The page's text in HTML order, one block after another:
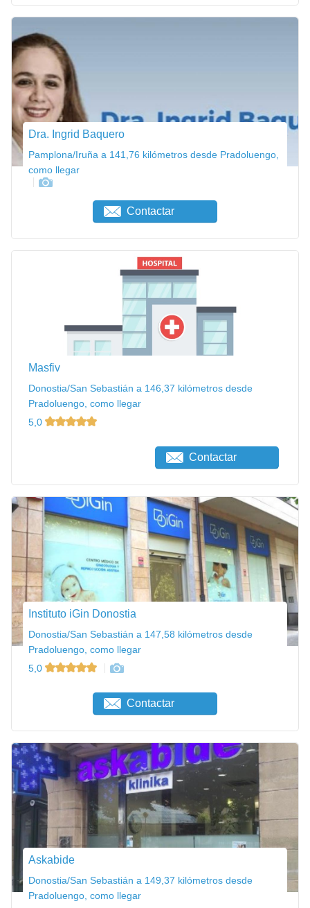
Dra. Ingrid Baquero
Pamplona/Iruña a 141,76 kilómetros desde Pradoluengo,
como llegar
Contactar
Masfiv
Donostia/San Sebastián a 146,37 kilómetros desde
Pradoluengo, como llegar
5,0
Contactar
Instituto iGin Donostia
Donostia/San Sebastián a 147,58 kilómetros desde
Pradoluengo, como llegar
5,0
Contactar
Askabide
Donostia/San Sebastián a 149,37 kilómetros desde
Pradoluengo, como llegar